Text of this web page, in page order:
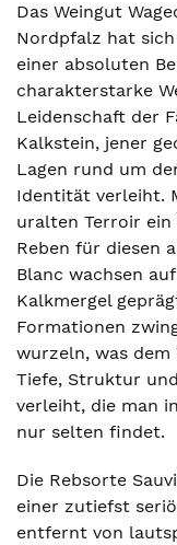
Das Weingut
Nordpfalz hat
einer absoluten
charakterstarke
Leidenschaft der
Kalkstein, jener
Lagen rund um
Identität verleiht.
uralten Terroir ein
Reben für diesen
Blanc wachsen
Kalkmergel
Formationen
wurzeln, was dem
Tiefe, Struktur
verleiht, die man
nur selten findet.
Die Rebsorte
einer zutiefst
entfernt von